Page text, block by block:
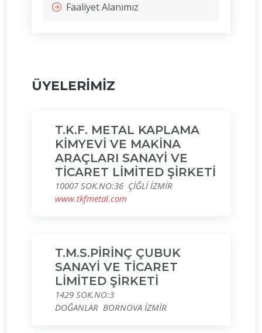
Faaliyet Alanımız
ÜYELERİMİZ
T.K.F. METAL KAPLAMA
KİMYEVİ VE MAKİNA
ARAÇLARI SANAYİ VE
TİCARET LİMİTED ŞİRKETİ
10007 SOK.NO:36 ÇİĞLİ İZMİR
www.tkfmetal.com
T.M.S.PİRİNÇ ÇUBUK
SANAYİ VE TİCARET
LİMİTED ŞİRKETİ
1429 SOK.NO:3
DOĞANLAR BORNOVA İZMİR